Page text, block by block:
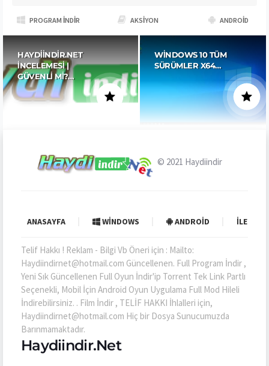
PROGRAM İNDIR AKSIYON ANDROID
HAYDIINDIR.NET
İNCELEMESI |
GÜVENLI MI?…
WINDOWS 10 TÜM
SÜRÜMLER X64…
© 2021 Haydiindir
ANASAYFA WINDOWS ANDROID İLETIŞIM
Telif Hakkı ! Reklam - Bilgi Vb Öneri için : Mailto:
Haydiindirnet@hotmail.com Güncellenen. Full Program İndir ,
Yeni Sık Güncellenen Full Oyun İndir'ip Torrent Tek Link Partlı
Seçenekli, Mobil İçin Android Oyun Uygulama Full Mod Hileli
İndirebilirsiniz. . Film İndir , TELİF HAKKI İhlalleri için,
Haydiindirnet@hotmail.com Hiç bir Dosya Sunucumuzda
Barınmamaktadır.
Haydiindir.Net